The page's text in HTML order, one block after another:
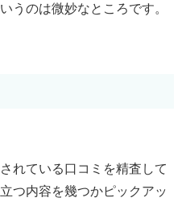
うのは微妙なところです。
れている口コミを精査して
つ内容を幾つかピックアッ